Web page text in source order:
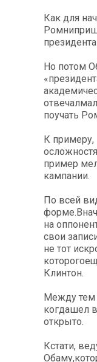
Как для
Но потом
поучать
К примеру,
пример
кампании.
По всей
на
свои
не тот
Клинтон.
Между тем
когдашел
открыто.
Кстати,